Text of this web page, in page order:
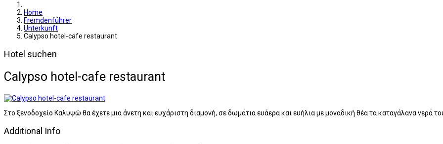
Home
Fremdenführer
Unterkunft
Calypso hotel-cafe restaurant
Hotel suchen
Calypso hotel-cafe restaurant
Στο ξενοδοχείο Καλυψώ θα έχετε μια άνετη και ευχάριστη διαμονή, σε δωμάτια ευάερα και ευήλια με μοναδική θέα τα καταγάλανα νερά
Additional Info